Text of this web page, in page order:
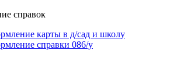
справок
карты в д/сад и школу
справки 086/у